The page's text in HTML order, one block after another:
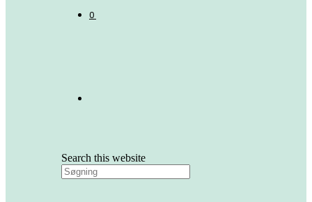
0
Search this website